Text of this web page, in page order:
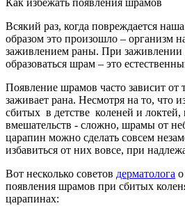
Всякий раз, когда повреждается
образом это произошло – организм
заживлением раны. При
образоваться шрам – это
Появление шрамов часто зависит от
заживает рана. Несмотря на то, что
сбитых в детстве коленей и
вмешательств - сложно, шрамы от
царапин можно сделать совсем
избавиться от них вовсе, при
Вот несколько советов дерматолога
появления шрамов при сбитых
царапинах: